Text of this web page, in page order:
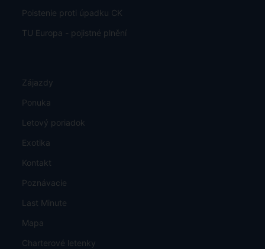
Poistenie proti úpadku CK
TU Europa - pojistné plnění
Zájazdy
Ponuka
Letový poriadok
Exotika
Kontakt
Poznávacie
Last Minute
Mapa
Charterové letenky